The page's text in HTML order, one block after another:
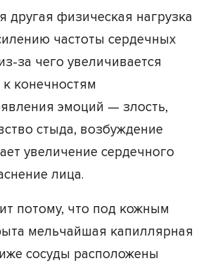
другая физическая нагрузка
частоты сердечных
за чего увеличивается
конечностям
эмоций — злость,
стыда, возбуждение
увеличение сердечного
лица.
потому, что под кожным
мельчайшая капиллярная
сосуды расположены